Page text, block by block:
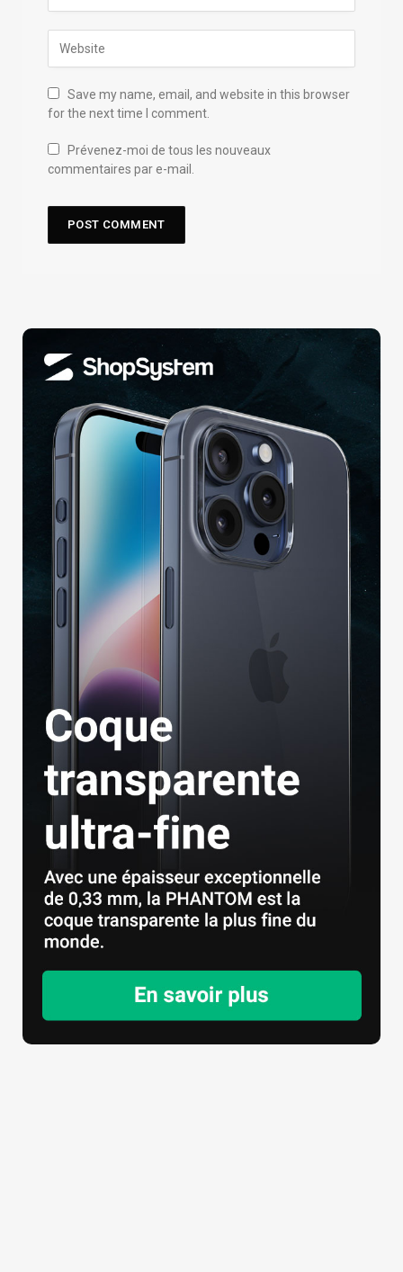
Save my name, email, and website in this browser
for the next time I comment.
Prévenez-moi de tous les nouveaux
commentaires par e-mail.